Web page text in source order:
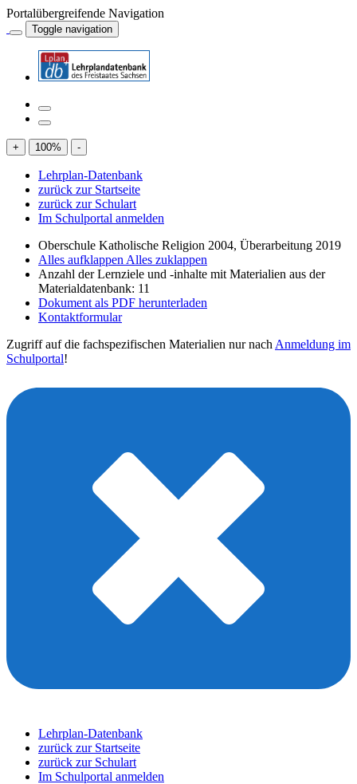
Portalübergreifende Navigation
Toggle navigation
+ 100% -
Lehrplan-Datenbank
zurück zur Startseite
zurück zur Schulart
Im Schulportal anmelden
Oberschule Katholische Religion 2004, Überarbeitung 2019
Alles aufklappen Alles zuklappen
Anzahl der Lernziele und -inhalte mit Materialien aus der
Materialdatenbank: 11
Dokument als PDF herunterladen
Kontaktformular
Zugriff auf die fachspezifischen Materialien nur nach Anmeldung im
Schulportal!
Lehrplan-Datenbank
zurück zur Startseite
zurück zur Schulart
Im Schulportal anmelden